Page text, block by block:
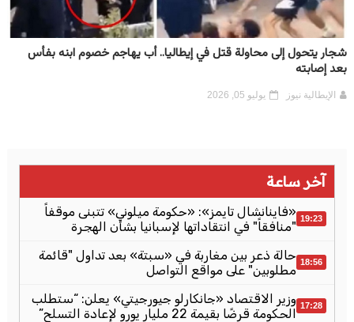
شجار يتحول إلى محاولة قتل في إيطاليا.. أب يهاجم خصوم ابنه بفأس
بعد إصابته
الإيطالية نيوز يوليو 05, 2026
آخر ساعة
19:23 «فاينانشال تايمز»: «حكومة ميلوني» تتبنى موقفاً
"منافقاً" في انتقاداتها لإسبانيا بشأن الهجرة
18:56 حالة ذعر بين مغاربة في «سبتة» بعد تداول "قائمة
مطلوبين" على مواقع التواصل
17:28 وزير الاقتصاد «جانكارلو جيورجيتي» يعلن: “ستطلب
الحكومة قرضًا بقيمة 22 مليار يورو لإعادة التسلح”